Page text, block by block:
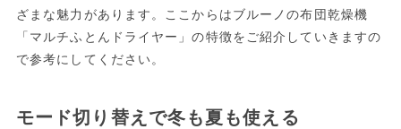
ざまな魅力があります。ここからはブルーノの布団乾燥機
「マルチふとんドライヤー」の特徴をご紹介していきますの
で参考にしてください。
モード切り替えで冬も夏も使える